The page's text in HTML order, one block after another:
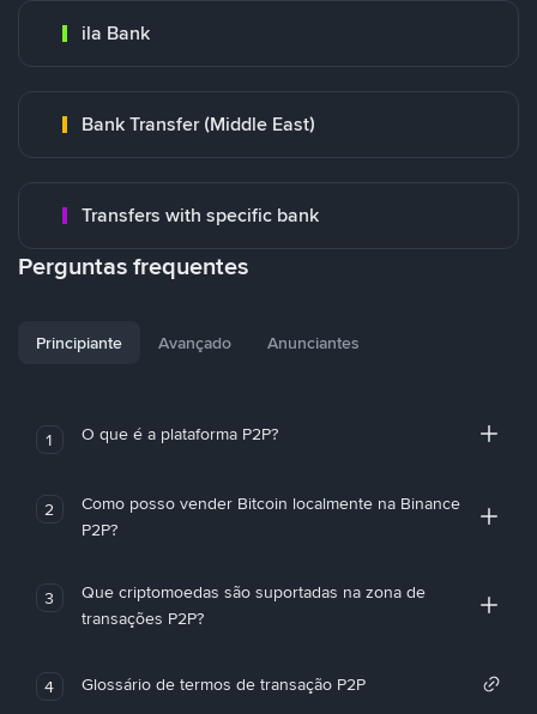
ila Bank
Bank Transfer (Middle East)
Transfers with specific bank
Perguntas frequentes
Principiante Avançado Anunciantes
1 O que é a plataforma P2P?
2
Como posso vender Bitcoin localmente na Binance
P2P?
3
Que criptomoedas são suportadas na zona de
transações P2P?
4 Glossário de termos de transação P2P